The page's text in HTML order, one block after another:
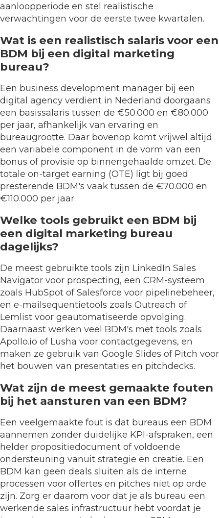
aanloopperiode en stel realistische
verwachtingen voor de eerste twee kwartalen.
Wat is een realistisch salaris voor een
BDM bij een digital marketing
bureau?
Een business development manager bij een
digital agency verdient in Nederland doorgaans
een basissalaris tussen de €50.000 en €80.000
per jaar, afhankelijk van ervaring en
bureaugrootte. Daar bovenop komt vrijwel altijd
een variabele component in de vorm van een
bonus of provisie op binnengehaalde omzet. De
totale on-target earning (OTE) ligt bij goed
presterende BDM's vaak tussen de €70.000 en
€110.000 per jaar.
Welke tools gebruikt een BDM bij
een digital marketing bureau
dagelijks?
De meest gebruikte tools zijn LinkedIn Sales
Navigator voor prospecting, een CRM-systeem
zoals HubSpot of Salesforce voor pipelinebeheer,
en e-mailsequentietools zoals Outreach of
Lemlist voor geautomatiseerde opvolging.
Daarnaast werken veel BDM's met tools zoals
Apollo.io of Lusha voor contactgegevens, en
maken ze gebruik van Google Slides of Pitch voor
het bouwen van presentaties en pitchdecks.
Wat zijn de meest gemaakte fouten
bij het aansturen van een BDM?
Een veelgemaakte fout is dat bureaus een BDM
aannemen zonder duidelijke KPI-afspraken, een
helder propositiedocument of voldoende
ondersteuning vanuit strategie en creatie. Een
BDM kan geen deals sluiten als de interne
processen voor offertes en pitches niet op orde
zijn. Zorg er daarom voor dat je als bureau een
werkende sales infrastructuur hebt voordat je